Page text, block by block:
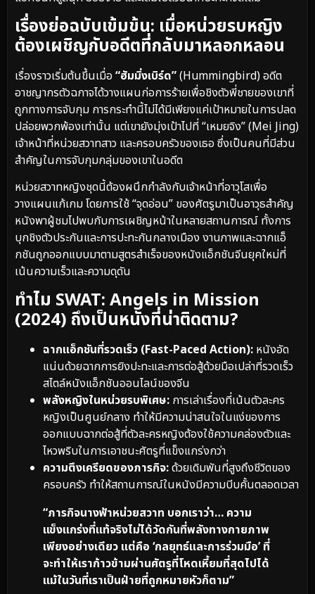
เรื่องย่อฉบับเข้มข้น: เมื่อหน่วยรบหญิง
ต้องเผชิญกับอดีตที่กลับมาหลอกหลอน
เรื่องราวเริ่มต้นขึ้นเมื่อ “ฮัมมิ่งเบิร์ด”(Hummingbird) อดีต
อาชญากรตัวฉกาจได้วางแผนก่อการร้ายเพื่อชิงตัวพี่ชายของเขาที่
ถูกทางการจับกุม การกระทำนี้ไม่ได้มีเพียงแค่เป้าหมายในการปลด
ปล่อยพวกพ้องเท่านั้น แต่เขายังมุ่งเป้าไปที่ “เหมยจิง” (Mei Jing)
เจ้าหน้าที่หน่วยสวาทสาว และครอบครัวของเธอ ซึ่งเป็นคนที่มีส่วน
สำคัญในการจับกุมกลุ่มของเขาในอดีต
หน่วยสวาทหญิงชุดนี้ต้องผนึกกำลังกับเจ้าหน้าที่อาวุโสเพื่อ
วางแผนแก้เกม โดยการใช้ “จุดอ่อน” ของศัตรูมาเป็นอาวุธสำคัญ
หนังพาผู้ชมไปพบกับการเผชิญหน้าในหลายสถานการณ์ ทั้งการ
บุกชิงตัวประกันและการปะทะกันกลางเมือง งานภาพและฉากแอ็
กชันถูกออกแบบมาตามสูตรสำเร็จของหนังแอ็กชันจีนยุคใหม่ที่
เน้นความเร็วและความดุดัน
ทำไม SWAT: Angels in Mission
(2024) ถึงเป็นหนังที่น่าติดตาม?
ฉากแอ็กชันที่รวดเร็ว (Fast-Paced Action): หนังอัด
แน่นด้วยฉากการยิงปะทะและการต่อสู้ด้วยมือเปล่าที่รวดเร็ว
สไตล์หนังแอ็กชันออนไลน์ของจีน
พลังหญิงในหน่วยรบพิเศษ: การเล่าเรื่องที่เน้นตัวละคร
หญิงเป็นศูนย์กลาง ทำให้มีความน่าสนใจในแง่ของการ
ออกแบบฉากต่อสู้ที่ตัวละครหญิงต้องใช้ความคล่องตัวและ
ไหวพริบในการเอาชนะศัตรูที่แข็งแกร่งกว่า
ความตึงเครียดของภารกิจ:ด้วยเดิมพันที่สูงถึงชีวิตของ
ครอบครัว ทำให้สถานการณ์ในหนังมีความบีบคั้นตลอดเวลา
“ภารกิจนางฟ้าหน่วยสวาท บอกเราว่า… ความ
แข็งแกร่งที่แท้จริงไม่ได้วัดกันที่พลังทางกายภาพ
เพียงอย่างเดียว แต่คือ ‘กลยุทธ์และการร่วมมือ’ ที่
จะทำให้เราก้าวข้ามผ่านศัตรูที่โหดเหี้ยมที่สุดไปได้
แม้ในวันที่เราเป็นฝ่ายที่ถูกหมายหัวก็ตาม”